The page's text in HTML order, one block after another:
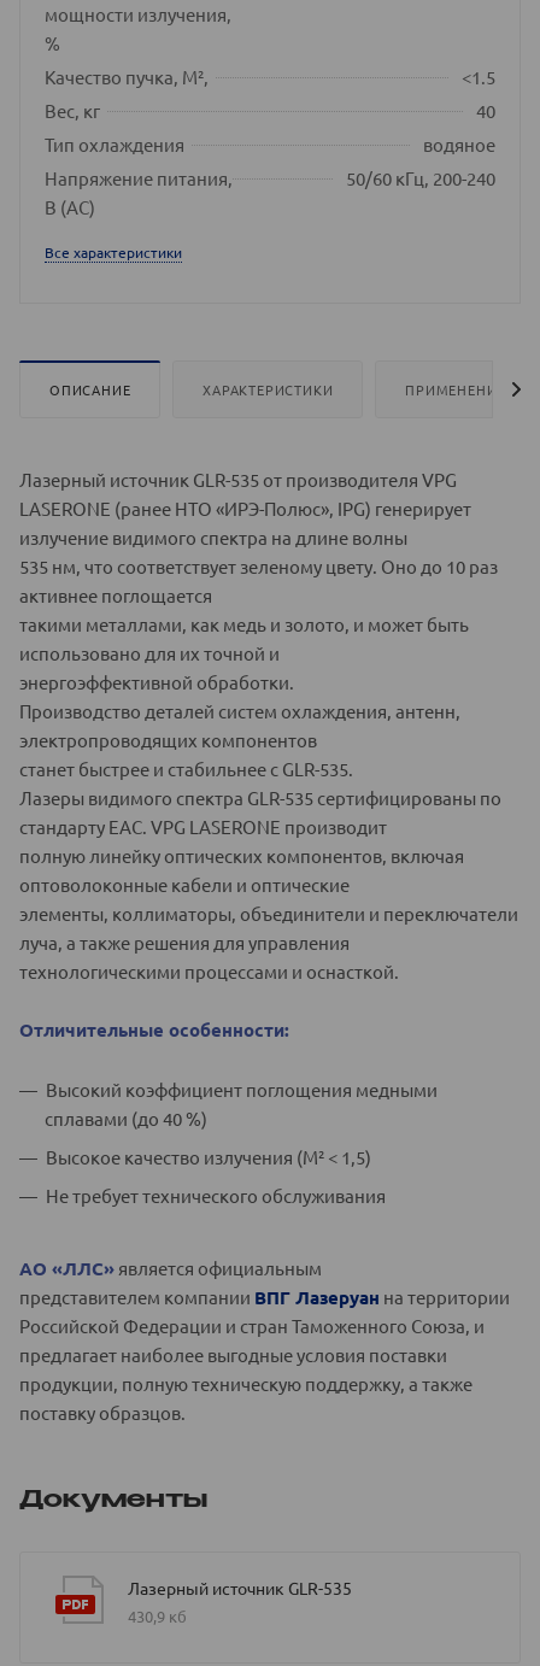
мощности излучения,
%
Качество пучка, М²,
<1.5
Вес, кг
40
Тип охлаждения
водяное
Напряжение питания,
В (AC)
50/60 кГц, 200-240
Все характеристики
ОПИСАНИЕ ХАРАКТЕРИСТИКИ ПРИМЕНЕНИЕ
Лазерный источник GLR-535 от производителя VPG
LASERONE (ранее НТО «ИРЭ-Полюс», IPG) генерирует
излучение видимого спектра на длине волны
535 нм, что соответствует зеленому цвету. Оно до 10 раз
активнее поглощается
такими металлами, как медь и золото, и может быть
использовано для их точной и
энергоэффективной обработки.
Производство деталей систем охлаждения, антенн,
электропроводящих компонентов
станет быстрее и стабильнее с GLR-535.
Лазеры видимого спектра GLR-535 сертифицированы по
стандарту EAC. VPG LASERONE производит
полную линейку оптических компонентов, включая
оптоволоконные кабели и оптические
элементы, коллиматоры, объединители и переключатели
луча, а также решения для управления
технологическими процессами и оснасткой.
Отличительные особенности:
Высокий коэффициент поглощения медными
сплавами (до 40 %)
Высокое качество излучения (M² < 1,5)
Не требует технического обслуживания
АО «ЛЛС» является официальным
представителем компании ВПГ Лазеруан на территории
Российской Федерации и стран Таможенного Союза, и
предлагает наиболее выгодные условия поставки
продукции, полную техническую поддержку, а также
поставку образцов.
Документы
Лазерный источник GLR-535
430,9 кб